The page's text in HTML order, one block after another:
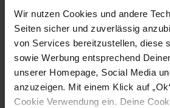
Wir nutzen Cookies und andere
Seiten sicher und zuverlässig
von Services bereitzustellen, diese
sowie Werbung entsprechend
unserer Homepage, Social Media
anzuzeigen. Mit einem Klick auf
Cookie Verwendung ein. Deine
Payback Punkte